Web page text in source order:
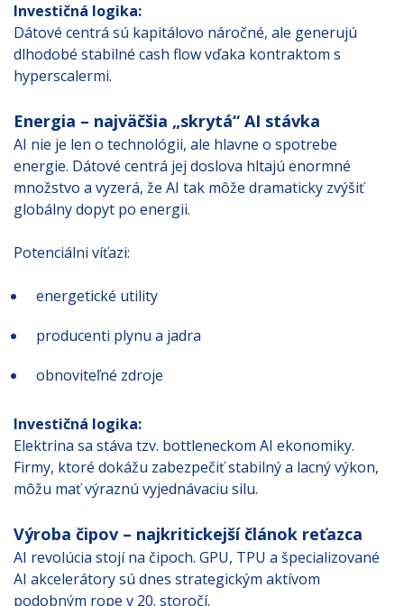
Investičná logika:
Dátové centrá sú kapitálovo náročné, ale generujú
dlhodobé stabilné cash flow vďaka kontraktom s
hyperscalermi.
Energia – najväčšia „skrytá“ AI stávka
AI nie je len o technológii, ale hlavne o spotrebe
energie. Dátové centrá jej doslova hltajú enormné
množstvo a vyzerá, že AI tak môže dramaticky zvýšiť
globálny dopyt po energii.
Potenciálni víťazi:
energetické utility
producenti plynu a jadra
obnoviteľné zdroje
Investičná logika:
Elektrina sa stáva tzv. bottleneckom AI ekonomiky.
Firmy, ktoré dokážu zabezpečiť stabilný a lacný výkon,
môžu mať výraznú vyjednávaciu silu.
Výroba čipov – najkritickejší článok reťazca
AI revolúcia stojí na čipoch. GPU, TPU a špecializované
AI akcelerátory sú dnes strategickým aktívom
podobným rope v 20. storočí.